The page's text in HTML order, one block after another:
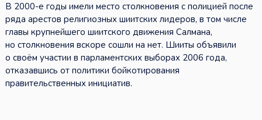
В 2000-е годы имели место столкновения с полицией после
ряда арестов религиозных шиитских лидеров, в том числе
главы крупнейшего шиитского движения Салмана,
но столкновения вскоре сошли на нет. Шииты объявили
о своём участии в парламентских выборах 2006 года,
отказавшись от политики бойкотирования
правительственных инициатив.